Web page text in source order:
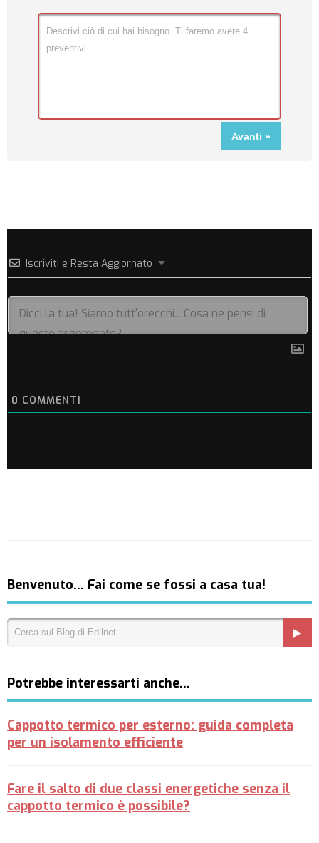
Iscriviti e Resta Aggiornato
0 COMMENTI
Benvenuto… Fai come se fossi a casa tua!
Potrebbe interessarti anche…
Cappotto termico per esterno: guida completa
per un isolamento efficiente
Fare il salto di due classi energetiche senza il
cappotto termico è possibile?